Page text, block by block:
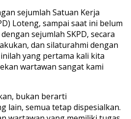
sejumlah Satuan Kerja
Loteng, sampai saat ini belum
sejumlah SKPD, secara
dan silaturahmi dengan
yang pertama kali kita
wartawan sangat kami
bukan berarti
lain, semua tetap dispesialkan.